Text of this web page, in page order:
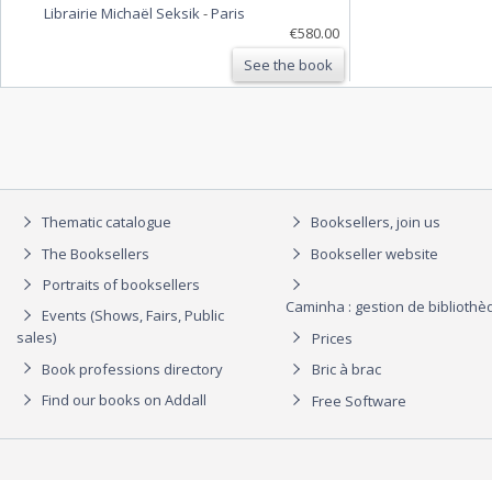
Librairie Michaël Seksik -Paris
€580.00
See the book
Thematic catalogue
The Booksellers
Portraits of booksellers
Events (Shows, Fairs, Public
sales)
Book professions directory
Find our books on Addall
Booksellers, join us
Bookseller website
Caminha : gestion de
Prices
Bric à brac
Free Software